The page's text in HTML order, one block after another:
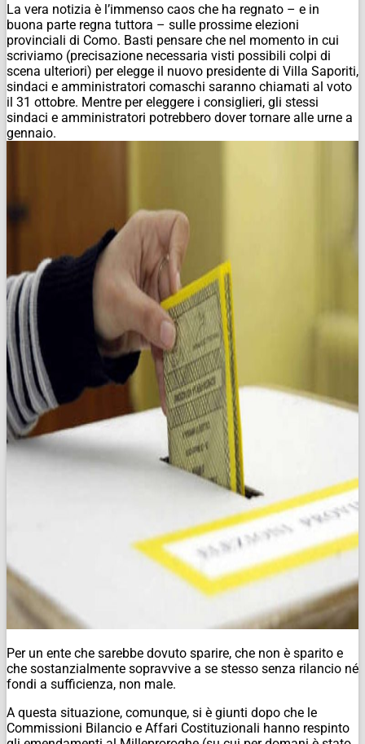
La vera notizia è l’immenso caos che ha regnato – e in
buona parte regna tuttora – sulle prossime elezioni
provinciali di Como. Basti pensare che nel momento in cui
scriviamo (precisazione necessaria visti possibili colpi di
scena ulteriori) per elegge il nuovo presidente di Villa Saporiti,
sindaci e amministratori comaschi saranno chiamati al voto
il 31 ottobre. Mentre per eleggere i consiglieri, gli stessi
sindaci e amministratori potrebbero dover tornare alle urne a
gennaio.
Per un ente che sarebbe dovuto sparire, che non è sparito e
che sostanzialmente sopravvive a se stesso senza rilancio né
fondi a sufficienza, non male.
A questa situazione, comunque, si è giunti dopo che le
Commissioni Bilancio e Affari Costituzionali hanno respinto